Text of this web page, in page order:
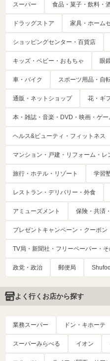
スーパー 食品・菓子・飲料・
ドラッグストア 家具・ホーム
ショッピングセンター・百貨店
キッズ・ベビー・おもちゃ 眼
車・バイク スポーツ用品・自
通販・ネットショップ 花・ギ
本・雑誌・音楽・DVD・映画・ゲー
ヘルス&ビューティ・フィットネス
マンション・戸建・リフォーム・レ
旅行・ホテル・リゾート 学習
レストラン・デリバリー・外食
アミューズメント 保険・共済
プレゼントキャンペーン・クーポン
TV局・新聞社・フリーペーパー・
政党・政治 郵便局
よく行くお店から探す
業務スーパー ドン・キホーテ
スーパーみらべる イオン